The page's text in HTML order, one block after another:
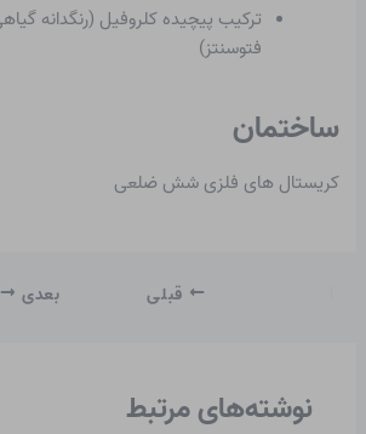
ترکیب پیچیده کلروفیل (رنگدانه
فتوسنتز)
ساختمان
کریستال های فلزی شش ضلعی
قبلی بعدی
نوشته‌های مرتبط